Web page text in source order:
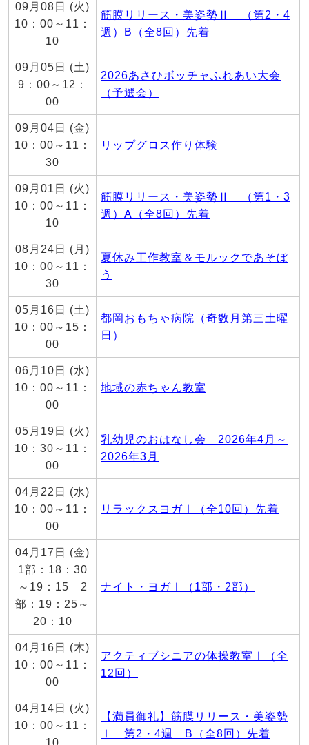
09月08日 (火)
10：00～11：
10
筋膜リリース・美姿勢Ⅱ （第2・4
週）B（全8回）先着
09月05日 (土)
9：00～12：
00
2026あさひボッチャふれあい大会
（予選会）
09月04日 (金)
10：00～11：
30
リップグロス作り体験
09月01日 (火)
10：00～11：
10
筋膜リリース・美姿勢Ⅱ （第1・3
週）A（全8回）先着
08月24日 (月)
10：00～11：
30
夏休み工作教室＆モルックであそぼ
う
05月16日 (土)
10：00～15：
00
都岡おもちゃ病院（奇数月第三土曜
日）
06月10日 (水)
10：00～11：
00
地域の赤ちゃん教室
05月19日 (火)
10：30～11：
00
乳幼児のおはなし会 2026年4月～
2026年3月
04月22日 (水)
10：00～11：
00
リラックスヨガⅠ（全10回）先着
04月17日 (金)
1部：18：30
～19：15 2
部：19：25～
20：10
ナイト・ヨガⅠ（1部・2部）
04月16日 (木)
10：00～11：
00
アクティブシニアの体操教室Ⅰ（全
12回）
04月14日 (火)
10：00～11：
10
【満員御礼】筋膜リリース・美姿勢
Ⅰ 第2・4週 B（全8回）先着